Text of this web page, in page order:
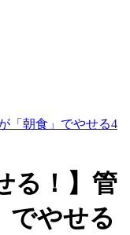
「朝食」でやせる4
る！】管
でやせる